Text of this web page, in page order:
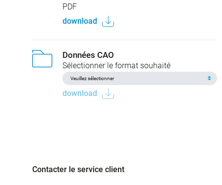
PDF
download
Données CAO
Sélectionner le format souhaité
download
Contacter le service client